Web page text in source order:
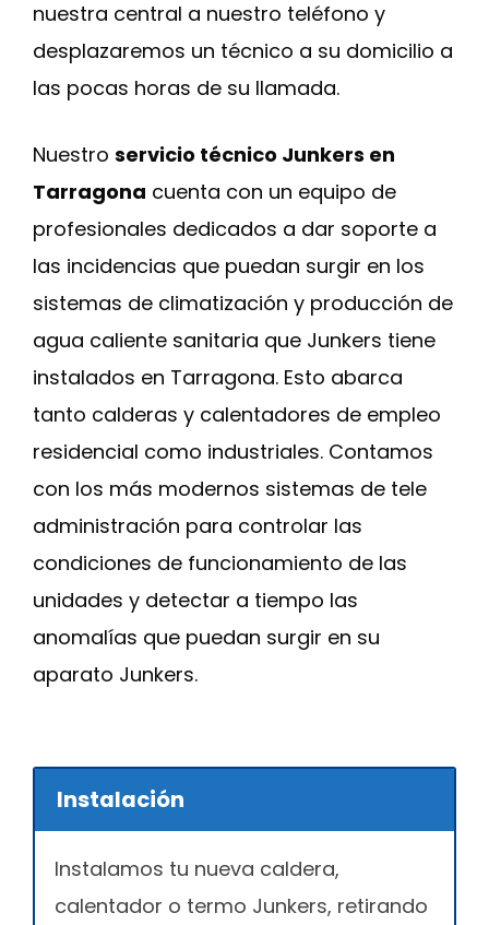
nuestra central a nuestro teléfono y
desplazaremos un técnico a su domicilio a
las pocas horas de su llamada.
Nuestro servicio técnico Junkers en
Tarragona cuenta con un equipo de
profesionales dedicados a dar soporte a
las incidencias que puedan surgir en los
sistemas de climatización y producción de
agua caliente sanitaria que Junkers tiene
instalados en Tarragona. Esto abarca
tanto calderas y calentadores de empleo
residencial como industriales. Contamos
con los más modernos sistemas de tele
administración para controlar las
condiciones de funcionamiento de las
unidades y detectar a tiempo las
anomalías que puedan surgir en su
aparato Junkers.
Instalación
Instalamos tu nueva caldera,
calentador o termo Junkers, retirando